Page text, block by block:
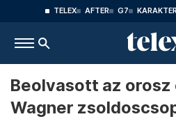
TELEX AFTER G7
Beolvasott az orosz
Wagner